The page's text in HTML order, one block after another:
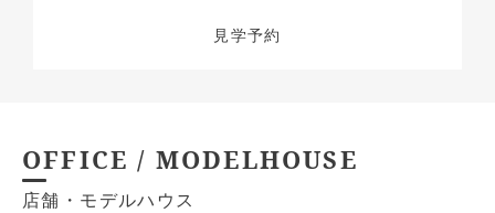
見学予約
OFFICE / MODELHOUSE
店舗・モデルハウス